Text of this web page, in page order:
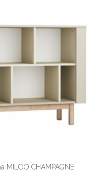
MILOO CHAMPAGNE